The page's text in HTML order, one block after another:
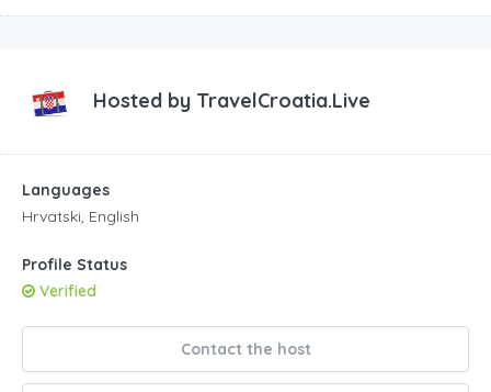
Hosted by TravelCroatia.Live
Languages
Hrvatski, English
Profile Status
Verified
Contact the host